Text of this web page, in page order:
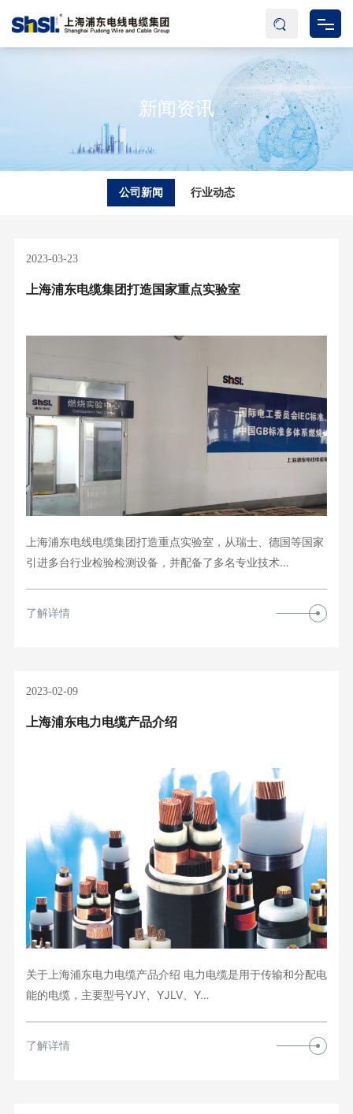
新闻资讯
公司新闻 行业动态
2023-03-23
上海浦东电缆集团打造国家重点实验室
上海浦东电线电缆集团打造重点实验室，从瑞士、德国等国家
引进多台行业检验检测设备，并配备了多名专业技术…
了解详情
2023-02-09
上海浦东电力电缆产品介绍
关于上海浦东电力电缆产品介绍 电力电缆是用于传输和分配电
能的电缆，主要型号YJY、YJLV、Y…
了解详情